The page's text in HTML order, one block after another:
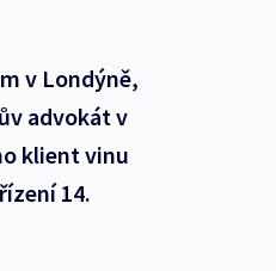
v Londýně,
advokát v
klient vinu
14.